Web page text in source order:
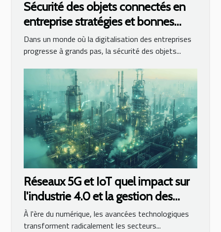
Sécurité des objets connectés en
entreprise stratégies et bonnes
pratiques
Dans un monde où la digitalisation des entreprises
progresse à grands pas, la sécurité des objets...
Réseaux 5G et IoT quel impact sur
l'industrie 4.0 et la gestion des
smart cities
À l'ère du numérique, les avancées technologiques
transforment radicalement les secteurs...